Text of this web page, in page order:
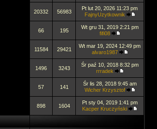
20332 56983
Pt lut 20, 2026 11:23 pm
FajnyUzytkownik
66 195
Wt gru 31, 2019 2:21 pm
fifi08
11584 29421
Wt mar 19, 2024 12:49 pm
alvaro1987
1496 3243
Śr paź 10, 2018 8:32 pm
rrradek
57 141
Śr lis 28, 2018 9:45 am
Wicher Krzysztof
898 1604
Pt sty 04, 2019 1:41 pm
Kacper Kruczyński